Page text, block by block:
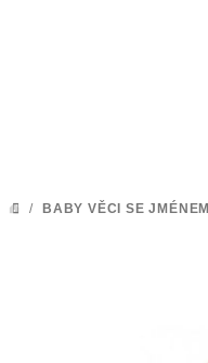
DOMŮ
/ BABY VĚCI SE JMÉNEM